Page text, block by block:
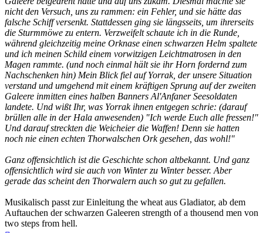
nicht den Versuch, uns zu rammen: ein Fehler, und sie hätte das
falsche Schiff versenkt. Stattdessen ging sie längsseits, um ihrerseits
die Sturmmöwe zu entern. Verzweifelt schaute ich in die Runde,
während gleichzeitig meine Orknase einen schwarzen Helm spaltete
und ich meinen Schild einem vorwitzigen Leichtmatrosen in den
Magen rammte. (und noch einmal hält sie ihr Horn fordernd zum
Nachschenken hin) Mein Blick fiel auf Yorrak, der unsere Situation
verstand und umgehend mit einem kräftigen Sprung auf der zweiten
Galeere inmitten eines halben Banners Al'Anfaner Seesoldaten
landete. Und wißt Ihr, was Yorrak ihnen entgegen schrie: (darauf
brüllen alle in der Hala anwesenden) "Ich werde Euch alle fressen!"
Und darauf streckten die Weicheier die Waffen! Denn sie hatten
noch nie einen echten Thorwalschen Ork gesehen, das wohl!"
Ganz offensichtlich ist die Geschichte schon altbekannt. Und ganz
offensichtlich wird sie auch von Winter zu Winter besser. Aber
gerade das scheint den Thorwalern auch so gut zu gefallen.
Musikalisch passt zur Einleitung the wheat aus Gladiator, ab dem
Auftauchen der schwarzen Galeeren strength of a thousend men von
two steps from hell.